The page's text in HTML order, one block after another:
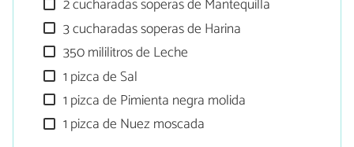
2 cucharadas soperas de Mantequilla
3 cucharadas soperas de Harina
350 mililitros de Leche
1 pizca de Sal
1 pizca de Pimienta negra molida
1 pizca de Nuez moscada